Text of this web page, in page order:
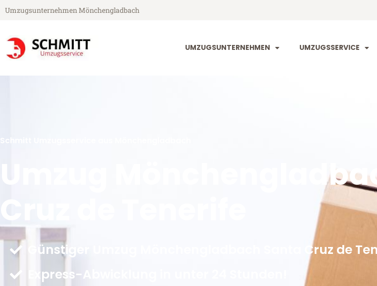
Umzugsunternehmen Mönchengladbach
UMZUGSUNTERNEHMEN UMZUGSSERVICE
Umzug
Cruz de Tenerife
Günstiger Umzug Mönchengladbach Santa Cruz de
Express-Abwicklung in unter 24 Stunden!